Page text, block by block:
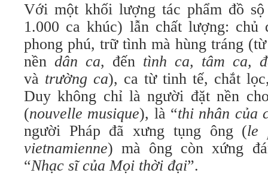
Với một khối lượng tác phẩm đồ
1.000 ca khúc) lẫn chất lượng: chủ
phong phú, trữ tình mà hùng tráng
nền dân ca, đến tình ca, tâm ca,
và trường ca), ca từ tinh tế, chắt
Duy không chỉ là người đặt nền
(nouvelle musique), là “thi nhân của
người Pháp đã xưng tụng ông (le
vietnamienne) mà ông còn xứng
“Nhạc sĩ của Mọi thời đại”.